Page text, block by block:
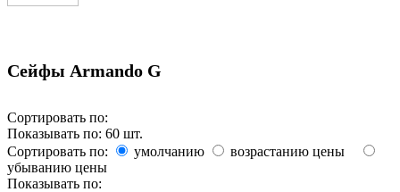
Сейфы Armando G
Сортировать по:
Показывать по: 60 шт.
Сортировать по:
умолчанию
возрастанию цены
убыванию цены
Показывать по: